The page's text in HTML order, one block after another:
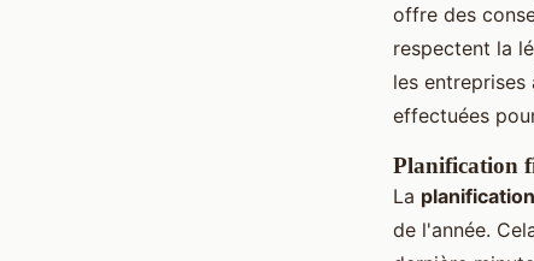
offre des
respectent la
les
effectuées
Planification
La
de l'année.